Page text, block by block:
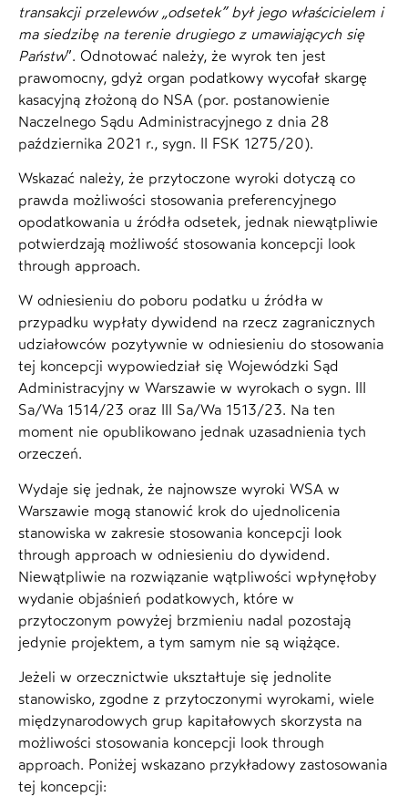
transakcji przelewów „odsetek” był jego właścicielem i
ma siedzibę na terenie drugiego z umawiających się
Państw”. Odnotować należy, że wyrok ten jest
prawomocny, gdyż organ podatkowy wycofał skargę
kasacyjną złożoną do NSA (por. postanowienie
Naczelnego Sądu Administracyjnego z dnia 28
października 2021 r., sygn. II FSK 1275/20).
Wskazać należy, że przytoczone wyroki dotyczą co
prawda możliwości stosowania preferencyjnego
opodatkowania u źródła odsetek, jednak niewątpliwie
potwierdzają możliwość stosowania koncepcji look
through approach.
W odniesieniu do poboru podatku u źródła w
przypadku wypłaty dywidend na rzecz zagranicznych
udziałowców pozytywnie w odniesieniu do stosowania
tej koncepcji wypowiedział się Wojewódzki Sąd
Administracyjny w Warszawie w wyrokach o sygn. III
Sa/Wa 1514/23 oraz III Sa/Wa 1513/23. Na ten
moment nie opublikowano jednak uzasadnienia tych
orzeczeń.
Wydaje się jednak, że najnowsze wyroki WSA w
Warszawie mogą stanowić krok do ujednolicenia
stanowiska w zakresie stosowania koncepcji look
through approach w odniesieniu do dywidend.
Niewątpliwie na rozwiązanie wątpliwości wpłynęłoby
wydanie objaśnień podatkowych, które w
przytoczonym powyżej brzmieniu nadal pozostają
jedynie projektem, a tym samym nie są wiążące.
Jeżeli w orzecznictwie ukształtuje się jednolite
stanowisko, zgodne z przytoczonymi wyrokami, wiele
międzynarodowych grup kapitałowych skorzysta na
możliwości stosowania koncepcji look through
approach. Poniżej wskazano przykładowy zastosowania
tej koncepcji: